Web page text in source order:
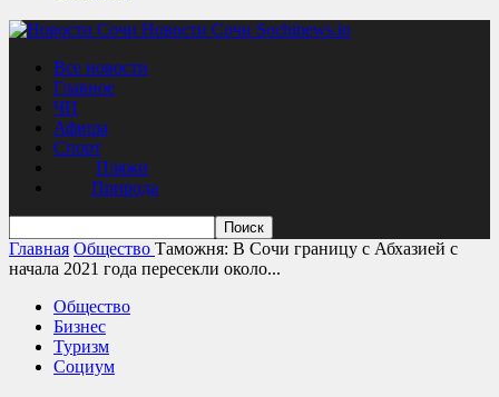
Новости Сочи Sochinews.io
Все новости
Главное
ЧП
Афиша
Спорт
Пляжи
Природа
Главная Общество Таможня: В Сочи границу с Абхазией с
начала 2021 года пересекли около...
Общество
Бизнес
Туризм
Социум